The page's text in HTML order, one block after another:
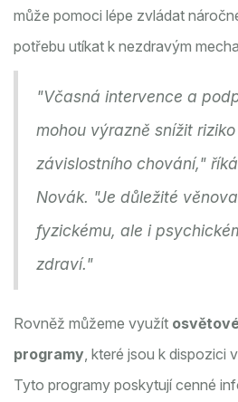
může pomoci lépe zvládat
potřebu utíkat k nezdravým
"Včasná intervence a
mohou výrazně snížit
závislostního chování,"
Novák. "Je důležité
fyzickému, ale i
zdraví."
Rovněž můžeme využít
programy, které jsou k dispozici
Tyto programy poskytují cenné